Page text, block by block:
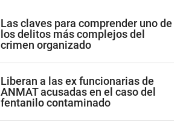
Las claves para comprender uno de
los delitos más complejos del
crimen organizado
Liberan a las ex funcionarias de
ANMAT acusadas en el caso del
fentanilo contaminado